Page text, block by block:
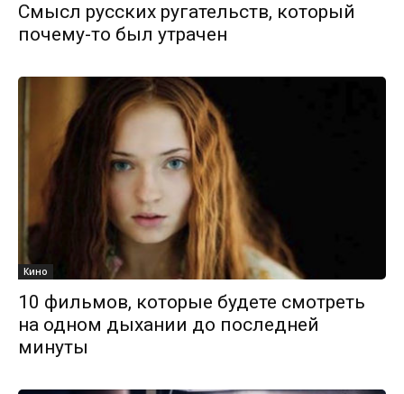
Смысл русских ругательств, который
почему-то был утрачен
Кино
10 фильмов, которые будете смотреть
на одном дыхании до последней
минуты